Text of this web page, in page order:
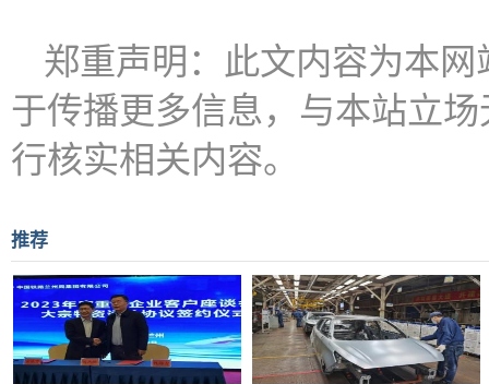
郑重声明：此文内容为本
于传播更多信息，与本站立
行核实相关内容。
推荐